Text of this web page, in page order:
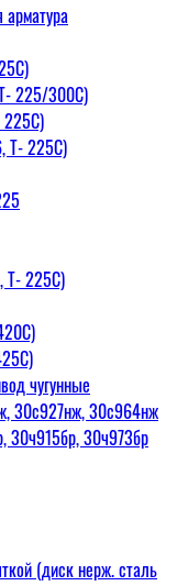
225/300С)
225С)
Т- 225С)
Т- 225С)
чугунные
30с927нж, 30с964нж
30ч915бр, 30ч973бр
(диск нерж. сталь